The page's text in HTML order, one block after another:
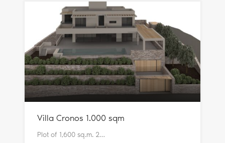
Villa Cronos 1.000 sqm
Plot of 1,600 sq.m. 2…